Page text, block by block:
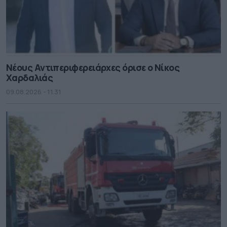
Νέους Αντιπεριφερειάρχες όρισε ο Νίκος
Χαρδαλιάς
09.08.2026 - 11.31